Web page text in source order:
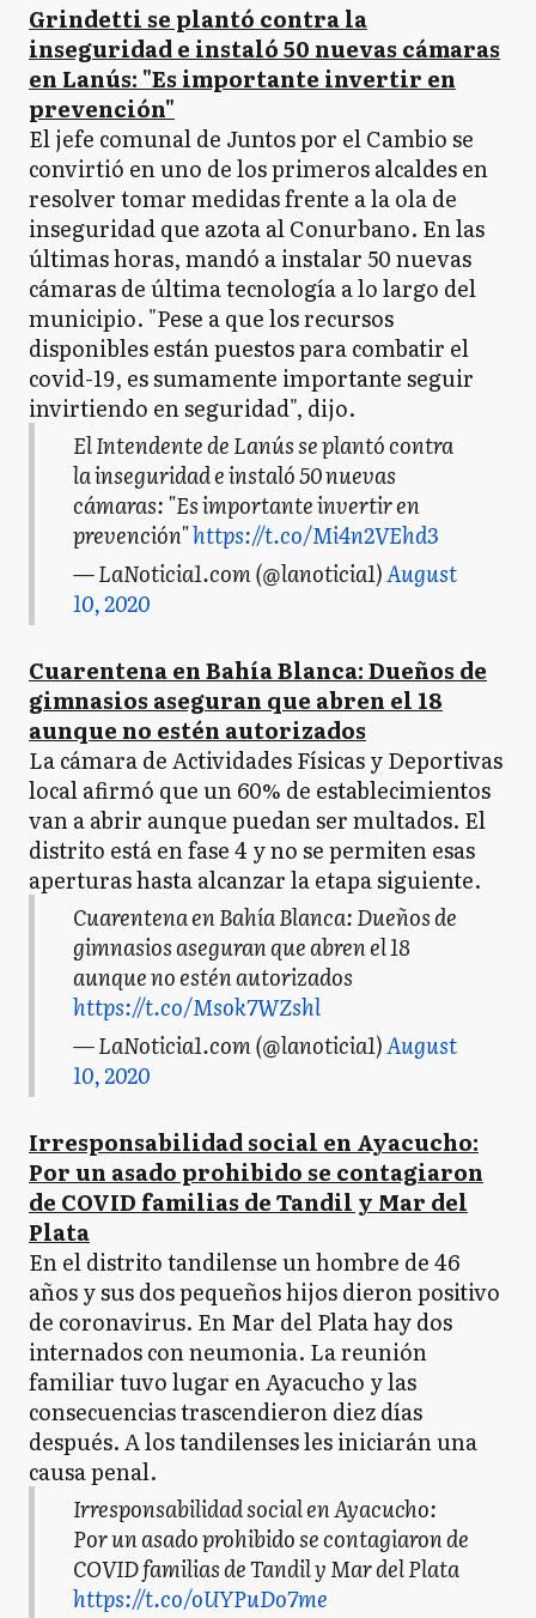
Grindetti se plantó contra la
inseguridad e instaló 50 nuevas cámaras
en Lanús: "Es importante invertir en
prevención"
El jefe comunal de Juntos por el Cambio se
convirtió en uno de los primeros alcaldes en
resolver tomar medidas frente a la ola de
inseguridad que azota al Conurbano. En las
últimas horas, mandó a instalar 50 nuevas
cámaras de última tecnología a lo largo del
municipio. "Pese a que los recursos
disponibles están puestos para combatir el
covid-19, es sumamente importante seguir
invirtiendo en seguridad", dijo.
El Intendente de Lanús se plantó contra
la inseguridad e instaló 50 nuevas
cámaras: "Es importante invertir en
prevención"https://t.co/Mi4n2VEhd3
— LaNoticia1.com (@lanoticia1)August
10, 2020
Cuarentena en Bahía Blanca: Dueños de
gimnasios aseguran que abren el 18
aunque no estén autorizados
La cámara de Actividades Físicas y Deportivas
local afirmó que un 60% de establecimientos
van a abrir aunque puedan ser multados. El
distrito está en fase 4 y no se permiten esas
aperturas hasta alcanzar la etapa siguiente.
Cuarentena en Bahía Blanca: Dueños de
gimnasios aseguran que abren el 18
aunque no estén autorizados
https://t.co/Msok7WZshl
— LaNoticia1.com (@lanoticia1)August
10, 2020
Irresponsabilidad social en Ayacucho:
Por un asado prohibido se contagiaron
de COVID familias de Tandil y Mar del
Plata
En el distrito tandilense un hombre de 46
años y sus dos pequeños hijos dieron positivo
de coronavirus. En Mar del Plata hay dos
internados con neumonia. La reunión
familiar tuvo lugar en Ayacucho y las
consecuencias trascendieron diez días
después. A los tandilenses les iniciarán una
causa penal.
Irresponsabilidad social en Ayacucho:
Por un asado prohibido se contagiaron de
COVID familias de Tandil y Mar del Plata
https://t.co/oUYPuDo7me